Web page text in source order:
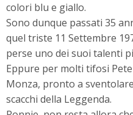
colori blu e giallo.
Sono dunque passati 35
quel triste 11 Settembre
perse uno dei suoi talenti
Eppure per molti tifosi
Monza, pronto a
scacchi della Leggenda.